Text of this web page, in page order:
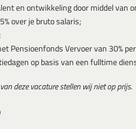
en ontwikkeling door middel van
over je bruto salaris;
Pensioenfonds Vervoer van 30%
op basis van een fulltime
deze vacature stellen wij niet op prijs.